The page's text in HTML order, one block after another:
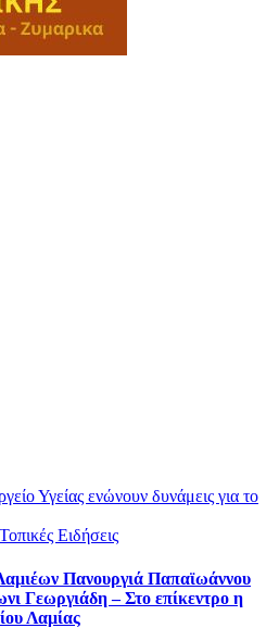
Τοπικές Ειδήσεις
Πανουργιά Παπαϊωάννου
Γεωργιάδη – Στο επίκεντρο η
Λαμίας